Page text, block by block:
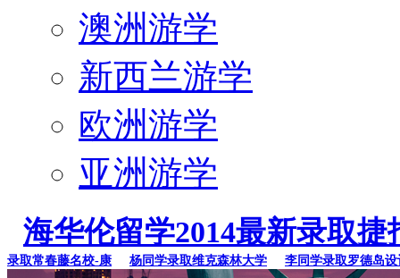
澳洲游学
新西兰游学
欧洲游学
亚洲游学
海华伦留学2014最新录取捷
常春藤名校-康 杨同学录取维克森林大学 李同学录取罗德岛设计学